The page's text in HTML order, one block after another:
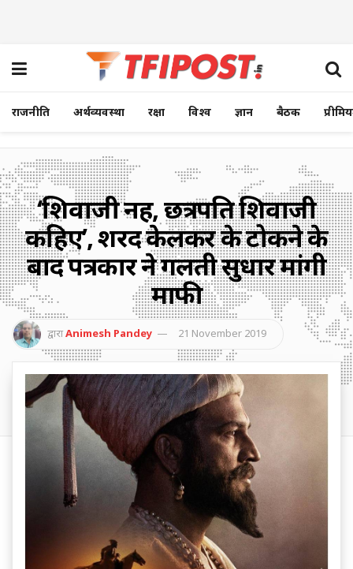
राजनीति अर्थव्यवस्था रक्षा विश्व ज्ञान बैठक
‘शिवाजी नहीं, छत्रपति शिवाजी
कहिए’, शरद केलकर के टोकने के
बाद पत्रकार ने गलती सुधार मांगी
माफी
द्वाराAnimesh Pandey 21 November 2019